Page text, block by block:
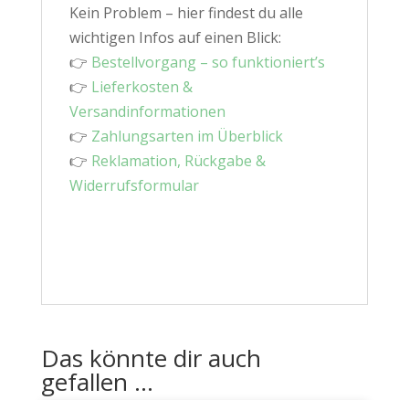
Kein Problem – hier findest du alle
wichtigen Infos auf einen Blick:
👉 Bestellvorgang – so funktioniert’s
👉 Lieferkosten &
Versandinformationen
👉 Zahlungsarten im Überblick
👉 Reklamation, Rückgabe &
Widerrufsformular
Das könnte dir auch
gefallen …